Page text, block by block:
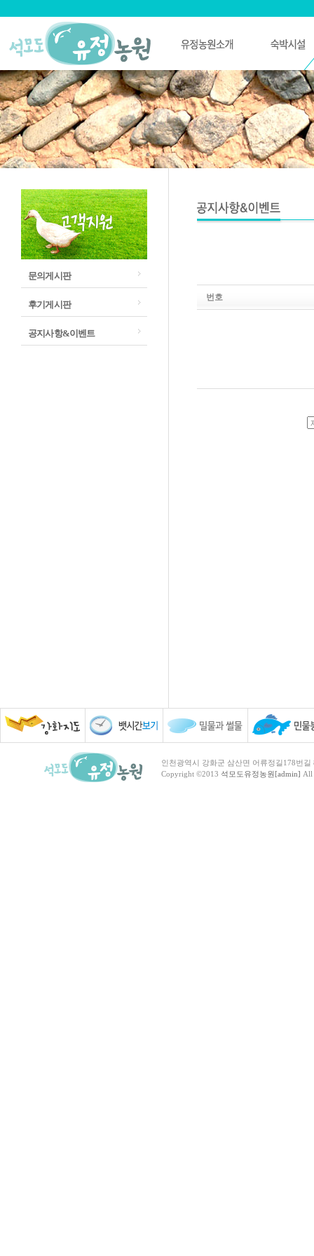
문의게시판
후기게시판
공지사항&이벤트
번호
인천광역시 강화군 삼산면 어류정길178번
Copyright ©2013 석모도유정농원[admin] All